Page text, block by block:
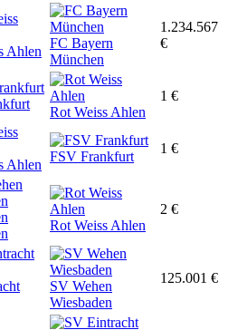
Ahlen
FC Bayern
München
1.234.567
€
Rot Weiss Ahlen
1 €
Ahlen
FSV Frankfurt
1 €
Rot Weiss Ahlen
2 €
SV Wehen
Wiesbaden
125.001 €